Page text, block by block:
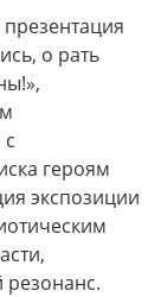
о рать
героям
экспозиции